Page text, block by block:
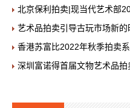
北京保利拍卖|现当代艺术部
艺术品拍卖引导古玩市场新的
香港苏富比2022年秋季拍卖
深圳富诺得首届文物艺术品拍